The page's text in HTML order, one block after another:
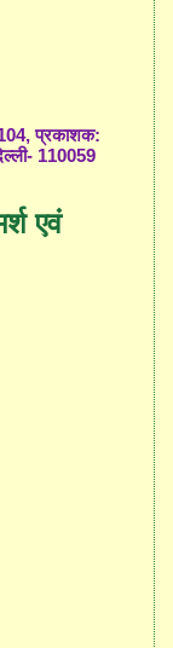
प्रकाशक:
110059
एवं